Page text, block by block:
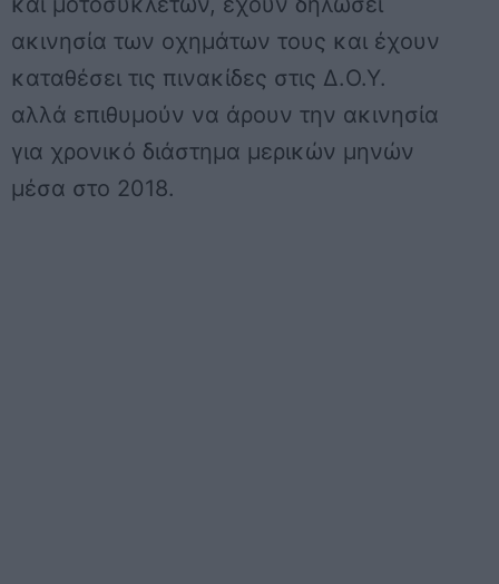
ακινησία των οχημάτων τους και έχουν
καταθέσει τις πινακίδες στις Δ.Ο.Υ.
αλλά επιθυμούν να άρουν την ακινησία
για χρονικό διάστημα μερικών μηνών
μέσα στο 2018.